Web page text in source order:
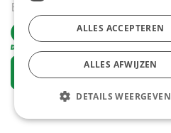
Bestelartikel
Vraag een account aan
ALLES ACCEPTEREN
ALLES AFWIJZEN
DETAILS WEERGEVEN